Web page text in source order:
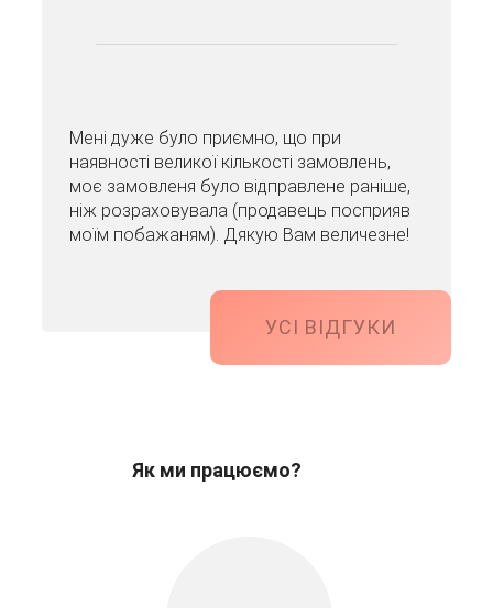
Мені дуже було приємно, що при
наявності великої кількості замовлень,
моє замовленя було відправлене раніше,
ніж розраховувала (продавець посприяв
моїм побажаням). Дякую Вам величезне!
УСІ ВІДГУКИ
Як ми працюємо?